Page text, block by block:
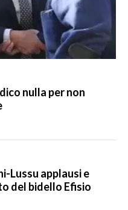
nulla per non
Lussu applausi e
del bidello Efisio